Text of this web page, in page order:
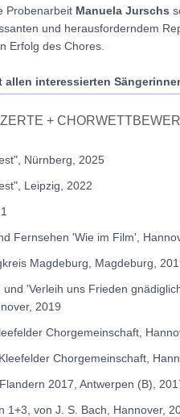
Probenarbeit Manuela Jurschs
und herausforderndem
Erfolg des Chores.
allen interessierten
+
Nürnberg, 2025
Leipzig, 2022
Fernsehen 'Wie im Film',
Magdeburg, Magdeburg,
'Verleih uns Frieden
2019
Chorgemeinschaft,
Chorgemeinschaft,
2017, Antwerpen (B),
1+3, von J. S. Bach, Hannover,